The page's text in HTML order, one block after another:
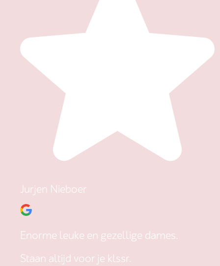
Jurjen Nieboer
Enorme leuke en gezellige dames.
Staan altijd voor je klssr.